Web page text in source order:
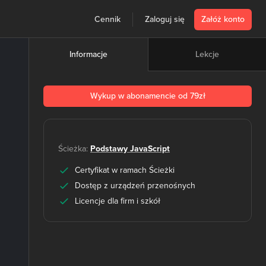
Cennik Zaloguj się Załóż konto
Informacje Lekcje
Wykup w abonamencie od 79zł
Ścieżka: Podstawy JavaScript
Certyfikat w ramach Ścieżki
Dostęp z urządzeń przenośnych
Licencje dla firm i szkół